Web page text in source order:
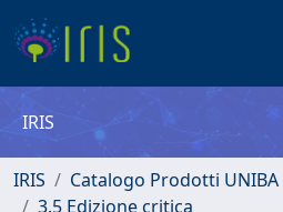
IRIS
IRIS Catalogo Prodotti UNIBA
3.5 Edizione critica